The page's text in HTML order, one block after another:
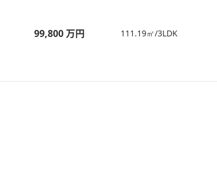
99,800 万円 111.19㎡/3LDK